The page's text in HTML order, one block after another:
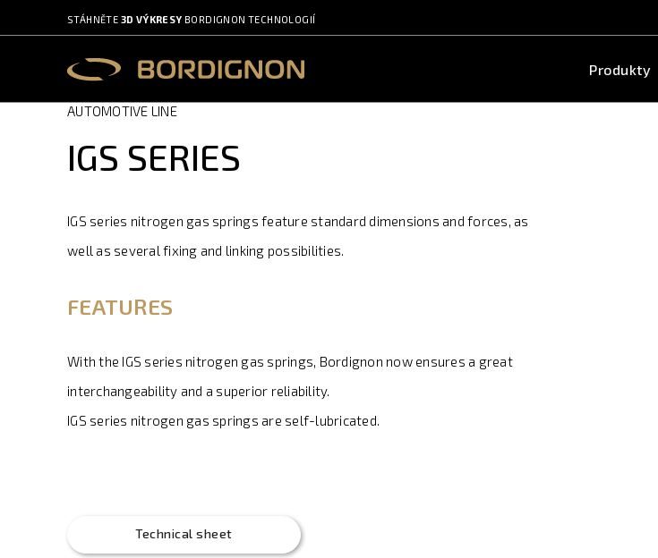
STÁHNĚTE 3D VÝKRESY BORDIGNON TECHNOLOGIÍ
Produkty
AUTOMOTIVE LINE
IGS SERIES
IGS series nitrogen gas springs feature standard dimensions and forces, as
well as several fixing and linking possibilities.
FEATURES
With the IGS series nitrogen gas springs, Bordignon now ensures a great
interchangeability and a superior reliability.
IGS series nitrogen gas springs are self-lubricated.
Technical sheet